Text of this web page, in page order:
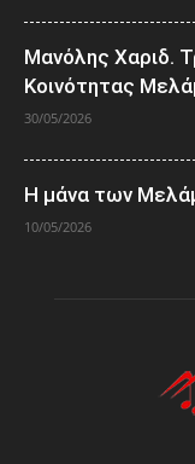
Μανόλης Χαριδ.
Κοινότητας
30/05/2026
Η μάνα των
10/05/2026